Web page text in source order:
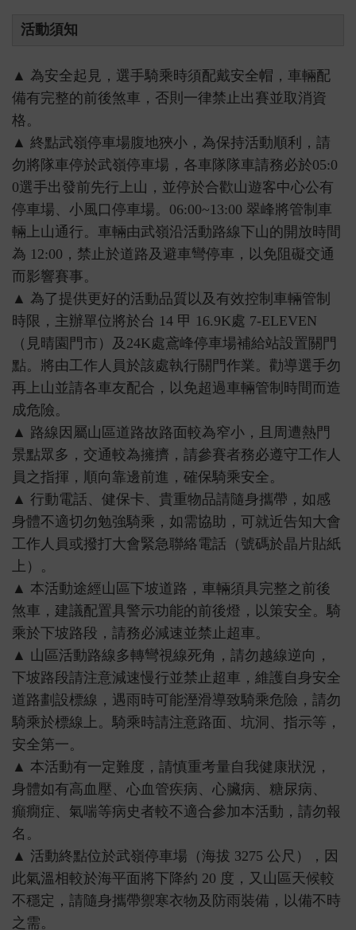
活動須知
▲ 為安全起見，選手騎乘時須配戴安全帽，車輛配
備有完整的前後煞車，否則一律禁止出賽並取消資
格。
▲ 終點武嶺停車場腹地狹小，為保持活動順利，請
勿將隊車停於武嶺停車場，各車隊隊車請務必於05:0
0選手出發前先行上山，並停於合歡山遊客中心公有
停車場、小風口停車場。06:00~13:00 翠峰將管制車
輛上山通行。車輛由武嶺沿活動路線下山的開放時間
為 12:00，禁止於道路及避車彎停車，以免阻礙交通
而影響賽事。
▲ 為了提供更好的活動品質以及有效控制車輛管制
時限，主辦單位將於台 14 甲 16.9K處 7-ELEVEN
（見晴園門市）及24K處鳶峰停車場補給站設置關門
點。將由工作人員於該處執行關門作業。勸導選手勿
再上山並請各車友配合，以免超過車輛管制時間而造
成危險。
▲ 路線因屬山區道路故路面較為窄小，且周遭熱門
景點眾多，交通較為擁擠，請參賽者務必遵守工作人
員之指揮，順向靠邊前進，確保騎乘安全。
▲ 行動電話、健保卡、貴重物品請隨身攜帶，如感
身體不適切勿勉強騎乘，如需協助，可就近告知大會
工作人員或撥打大會緊急聯絡電話（號碼於晶片貼紙
上）。
▲ 本活動途經山區下坡道路，車輛須具完整之前後
煞車，建議配置具警示功能的前後燈，以策安全。騎
乘於下坡路段，請務必減速並禁止超車。
▲ 山區活動路線多轉彎視線死角，請勿越線逆向，
下坡路段請注意減速慢行並禁止超車，維護自身安全
道路劃設標線，遇雨時可能溼滑導致騎乘危險，請勿
騎乘於標線上。騎乘時請注意路面、坑洞、指示等，
安全第一。
▲ 本活動有一定難度，請慎重考量自我健康狀況，
身體如有高血壓、心血管疾病、心臟病、糖尿病、
癲癇症、氣喘等病史者較不適合參加本活動，請勿報
名。
▲ 活動終點位於武嶺停車場（海拔 3275 公尺），因
此氣溫相較於海平面將下降約 20 度，又山區天候較
不穩定，請隨身攜帶禦寒衣物及防雨裝備，以備不時
之需。